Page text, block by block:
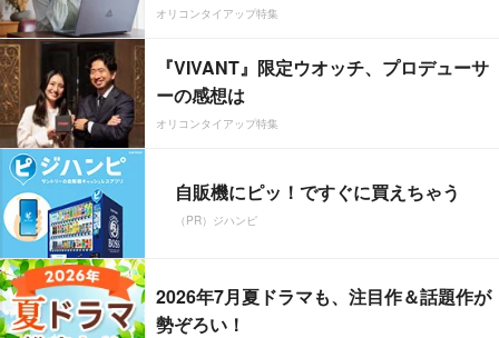
オリコンタイアップ特集
『VIVANT』限定ウオッチ、プロデューサ
ーの感想は
オリコンタイアップ特集
自販機にピッ！ですぐに買えちゃう
（PR）ジハンピ
2026年7月夏ドラマも、注目作＆話題作が
勢ぞろい！